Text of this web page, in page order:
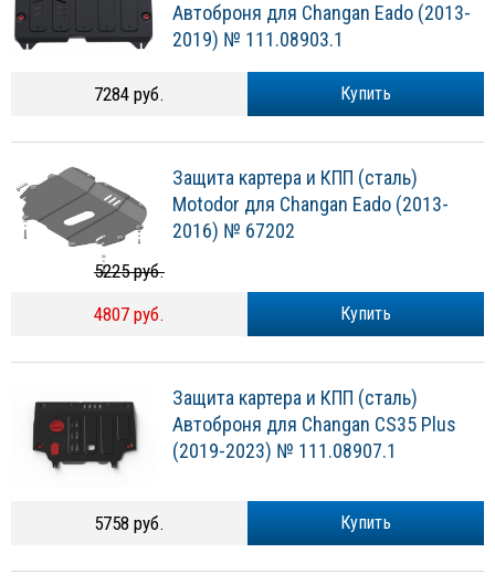
Автоброня для Changan Eado (2013-
2019) № 111.08903.1
Купить
7284 руб.
Защита картера и КПП (сталь)
Motodor для Changan Eado (2013-
2016) № 67202
Купить
5225 руб.
4807 руб.
Защита картера и КПП (сталь)
Автоброня для Changan CS35 Plus
(2019-2023) № 111.08907.1
Купить
5758 руб.